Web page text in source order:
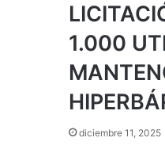
1.000
diciembre 11, 2025